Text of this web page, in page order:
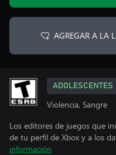
AGREGAR A LA
ADOLESCENTES
Violencia, Sangre
Los editores de juegos que
de tu perfil de Xbox y a los
información